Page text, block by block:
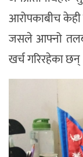
आरोपकाबीच केही
जसले आफ्नो तलब
खर्च गरिरहेका छन्